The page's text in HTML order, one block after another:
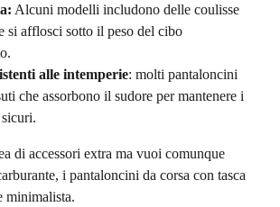
Alcuni modelli includono delle coulisse
si afflosci sotto il peso del cibo
alle intemperie: molti pantaloncini
che assorbono il sudore per mantenere i
di accessori extra ma vuoi comunque
i pantaloncini da corsa con tasca
minimalista.